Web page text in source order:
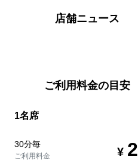
店舗ニュース
ご利用料金の目安
1名席
30分毎
ご利用料金